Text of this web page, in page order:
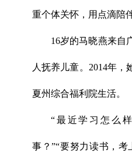
重个体关怀，用点滴陪
16岁的马晓燕来自
人抚养儿童。2014年，
夏州综合福利院生活。
“最近学习怎么
事？”“要努力读书，考